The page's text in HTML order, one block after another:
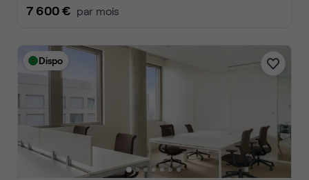
7 600 € par mois
Dispo